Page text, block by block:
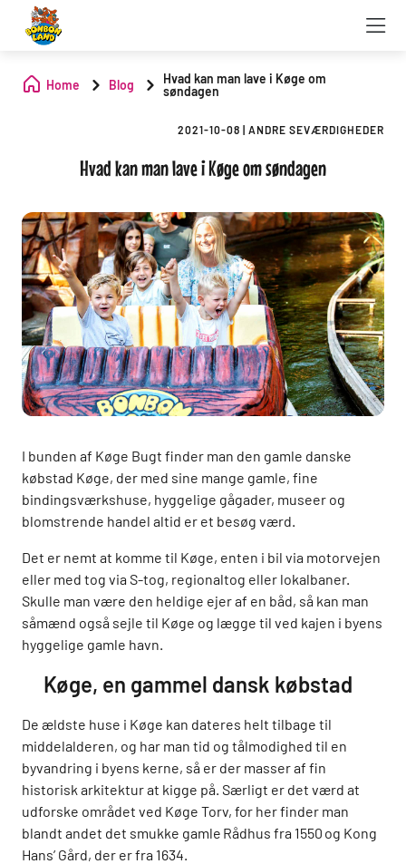
Home Blog
Hvad kan man lave i Køge om
søndagen
2021-10-08 ANDRE SEVÆRDIGHEDER
Hvad kan man lave i Køge om søndagen
I bunden af Køge Bugt finder man den gamle danske
købstad Køge, der med sine mange gamle, fine
bindingsværkshuse, hyggelige gågader, museer og
blomstrende handel altid er et besøg værd.
Det er nemt at komme til Køge, enten i bil via motorvejen
eller med tog via S-tog, regionaltog eller lokalbaner.
Skulle man være den heldige ejer af en båd, så kan man
såmænd også sejle til Køge og lægge til ved kajen i byens
hyggelige gamle havn.
Køge, en gammel dansk købstad
De ældste huse i Køge kan dateres helt tilbage til
middelalderen, og har man tid og tålmodighed til en
byvandring i byens kerne, så er der masser af fin
historisk arkitektur at kigge på. Særligt er det værd at
udforske området ved Køge Torv, for her finder man
blandt andet det smukke gamle Rådhus fra 1550 og Kong
Hans’ Gård, der er fra 1634.